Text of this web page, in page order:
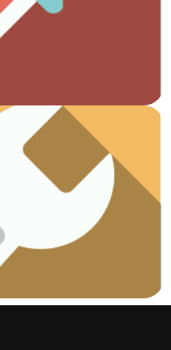
que necesitas.
esas fugas!
artículos